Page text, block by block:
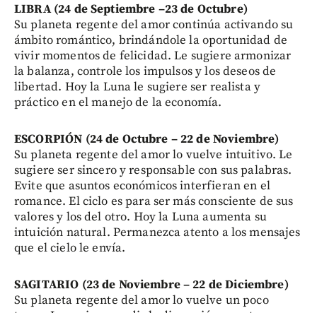
LIBRA (24 de Septiembre –23 de Octubre)
Su planeta regente del amor continúa activando su
ámbito romántico, brindándole la oportunidad de
vivir momentos de felicidad. Le sugiere armonizar
la balanza, controle los impulsos y los deseos de
libertad. Hoy la Luna le sugiere ser realista y
práctico en el manejo de la economía.
ESCORPIÓN (24 de Octubre – 22 de Noviembre)
Su planeta regente del amor lo vuelve intuitivo. Le
sugiere ser sincero y responsable con sus palabras.
Evite que asuntos económicos interfieran en el
romance. El ciclo es para ser más consciente de sus
valores y los del otro. Hoy la Luna aumenta su
intuición natural. Permanezca atento a los mensajes
que el cielo le envía.
SAGITARIO (23 de Noviembre – 22 de Diciembre)
Su planeta regente del amor lo vuelve un poco